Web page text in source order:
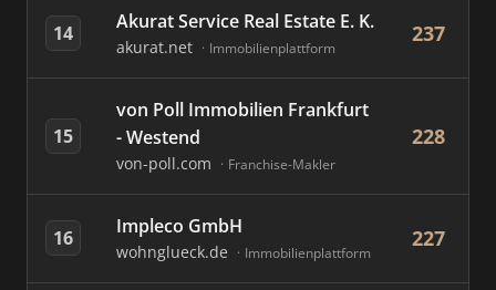
14 Akurat Service Real Estate E. K.
akurat.net Immobilienplattform
237
15
von Poll Immobilien Frankfurt
- Westend
von-poll.com Franchise-Makler
228
16 Impleco GmbH
wohnglueck.de Immobilienplattform
227